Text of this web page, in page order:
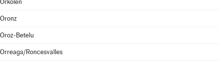
Orkoien
Oronz
Oroz-Betelu
Orreaga/Roncesvalles